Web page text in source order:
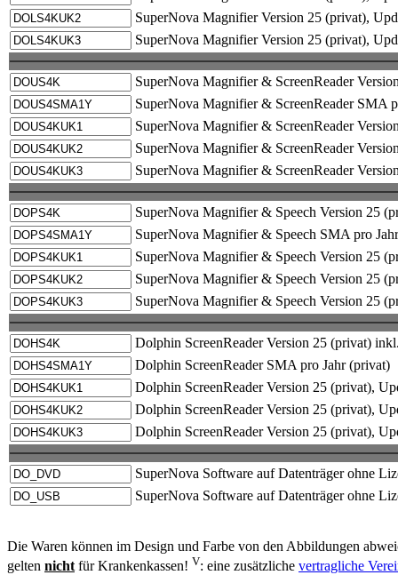
SuperNova Magnifier Version 25 (privat),
SuperNova Magnifier Version 25 (privat),
SuperNova Magnifier & ScreenReader
SuperNova Magnifier & ScreenReader SMA
SuperNova Magnifier & ScreenReader
SuperNova Magnifier & ScreenReader
SuperNova Magnifier & ScreenReader
SuperNova Magnifier & Speech Version 25
SuperNova Magnifier & Speech SMA pro
SuperNova Magnifier & Speech Version 25
SuperNova Magnifier & Speech Version 25
SuperNova Magnifier & Speech Version 25
Dolphin ScreenReader Version 25 (privat)
Dolphin ScreenReader SMA pro Jahr (privat)
Dolphin ScreenReader Version 25 (privat),
Dolphin ScreenReader Version 25 (privat),
Dolphin ScreenReader Version 25 (privat),
SuperNova Software auf Datenträger ohne
SuperNova Software auf Datenträger ohne
Die Waren können im Design und Farbe von den Abbildungen
gelten nicht für Krankenkassen! V: eine zusätzliche vertragliche